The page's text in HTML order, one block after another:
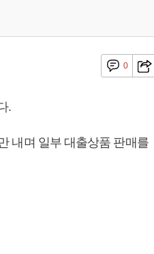
0
.
내며 일부 대출상품 판매를